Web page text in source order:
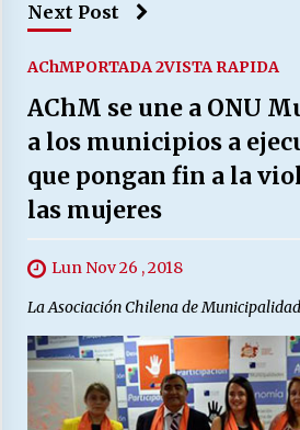
Next Post
AChMPORTADA 2VISTA RAPIDA
AChM se une a ONU
a los municipios a
que pongan fin a la
las mujeres
Lun Nov 26 , 2018
La Asociación Chilena de